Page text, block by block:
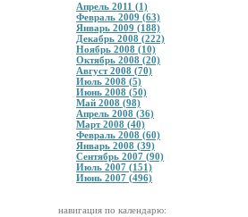
Апрель 2011 (1)
Февраль 2009 (63)
Январь 2009 (188)
Декабрь 2008 (222)
Ноябрь 2008 (10)
Октябрь 2008 (20)
Август 2008 (70)
Июль 2008 (5)
Июнь 2008 (50)
Май 2008 (98)
Апрель 2008 (36)
Март 2008 (40)
Февраль 2008 (60)
Январь 2008 (39)
Сентябрь 2007 (90)
Июль 2007 (151)
Июнь 2007 (496)
навигация по календарю: